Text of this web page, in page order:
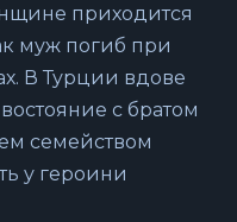
приходится
муж погиб при
В Турции вдове
с братом
семейством
у героини